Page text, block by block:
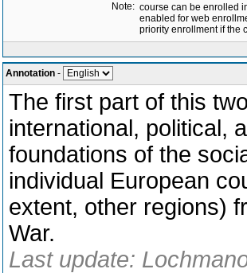
Note: course can be enrolled
enabled for web
priority enrollment if the
Annotation -
The first part of this
international, political,
foundations of the
individual European
extent, other regions)
War.
Last update: